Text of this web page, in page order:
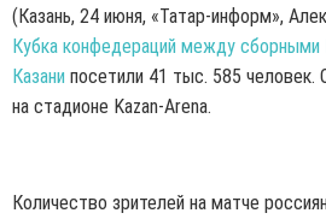
(Казань, 24 июня, «Татар-информ»,
Кубка конфедераций между сборными
Казани посетили 41 тыс. 585
на стадионе Kazan-Arena.
Количество зрителей на матче